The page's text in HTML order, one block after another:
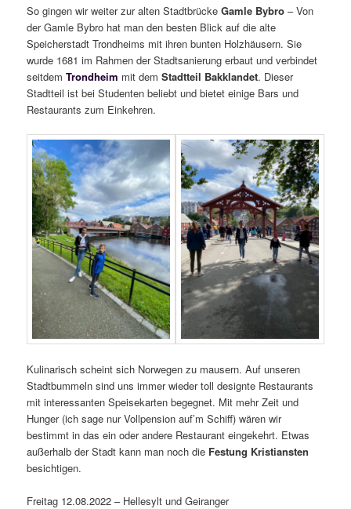
So gingen wir weiter zur alten StadtbrückeGamle Bybro – Von
der Gamle Bybro hat man den besten Blick auf die alte
Speicherstadt Trondheims mit ihren bunten Holzhäusern. Sie
wurde 1681 im Rahmen der Stadtsanierung erbaut und verbindet
seitdemTrondheim mit demStadtteil Bakklandet. Dieser
Stadtteil ist bei Studenten beliebt und bietet einige Bars und
Restaurants zum Einkehren.
Kulinarisch scheint sich Norwegen zu mausern. Auf unseren
Stadtbummeln sind uns immer wieder toll designte Restaurants
mit interessanten Speisekarten begegnet. Mit mehr Zeit und
Hunger (ich sage nur Vollpension auf’m Schiff) wären wir
bestimmt in das ein oder andere Restaurant eingekehrt. Etwas
außerhalb der Stadt kann man noch die Festung Kristiansten
besichtigen.
Freitag 12.08.2022 – Hellesylt und Geiranger